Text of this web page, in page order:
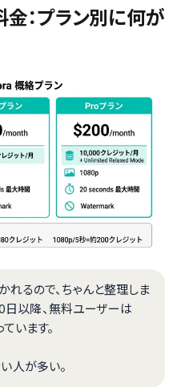
：プラン別に何が
るので、ちゃんと整理しま
日以降、無料ユーザーは
います。
人が多い。